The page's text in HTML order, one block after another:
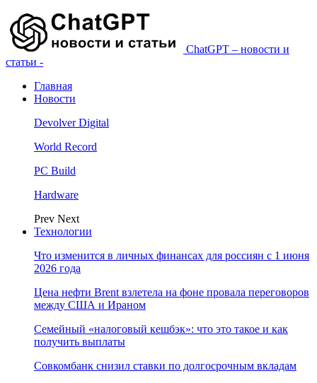
ChatGPT – новости и
статьи -
Главная
Новости
Devolver Digital
World Record
PC Build
Hardware
Prev Next
Технологии
Что изменится в личных финансах для россиян с 1 июня
2026 года
Цена нефти Brent взлетела на фоне провала переговоров
между США и Ираном
Семейный «налоговый кешбэк»: что это такое и как
получить выплаты
Совкомбанк снизил ставки по долгосрочным вкладам